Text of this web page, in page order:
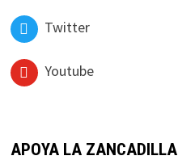
Twitter
Youtube
APOYA LA ZANCADILLA